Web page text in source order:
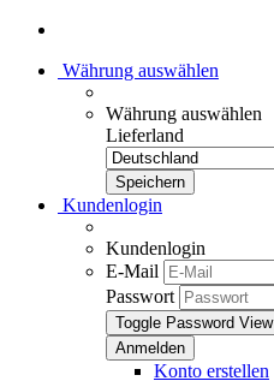
Währung auswählen
Währung auswählen
Lieferland
Kundenlogin
Kundenlogin
E-Mail
Passwort
Toggle Password View
Konto erstellen